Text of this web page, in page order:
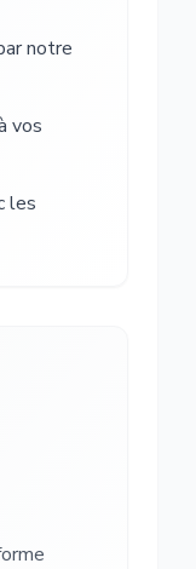
notre
vos
les